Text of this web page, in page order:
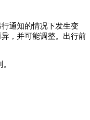
通知的情况下发生变
，并可能调整。出行前